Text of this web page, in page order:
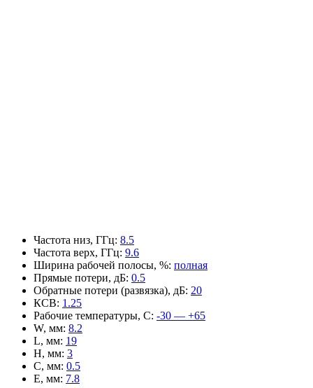
Частота низ, ГГц: 8.5
Частота верх, ГГц: 9.6
Ширина рабочей полосы, %: полная
Прямые потери, дБ: 0.5
Обратные потери (развязка), дБ: 20
КСВ: 1.25
Рабочие температуры, С: -30 — +65
W, мм: 8.2
L, мм: 19
H, мм: 3
C, мм: 0.5
E, мм: 7.8